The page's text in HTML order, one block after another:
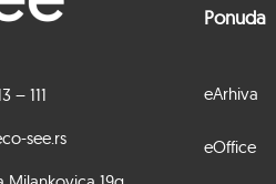
– 111
see.rs
Ponuda
eArhiva
eOffice